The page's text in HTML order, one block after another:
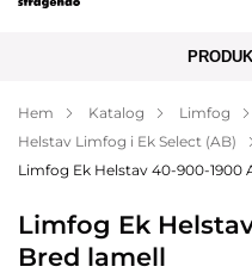
Tallinn
Betalning
Om företaget
Blogg
Kontakter
Hem Katalog Limfog
Helstav Limfog i Ek Select (AB)
Limfog Ek Helstav 40-900-1900
Limfog Ek
Bred lamell